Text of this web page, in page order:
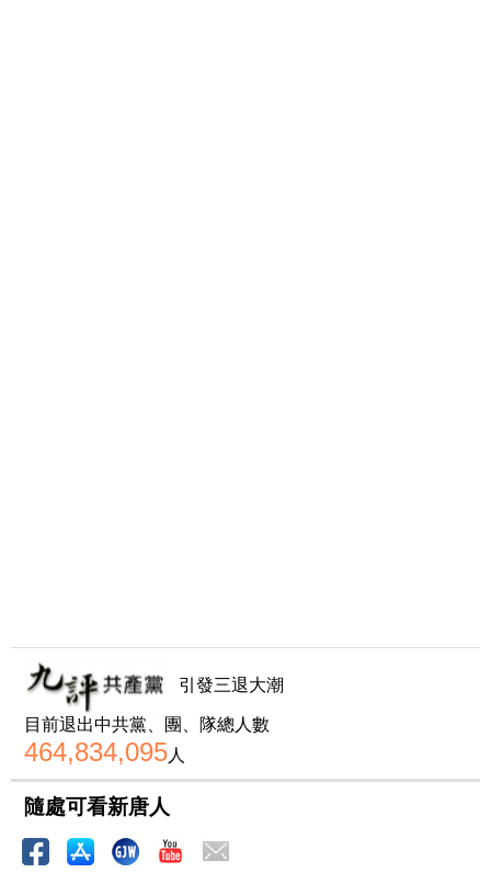
引發三退大潮
目前退出中共黨、團、隊總人數
464,834,095人
隨處可看新唐人